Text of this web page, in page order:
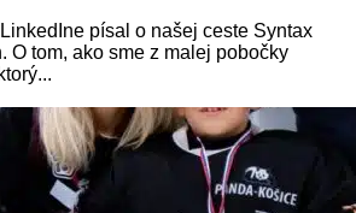
písal o našej ceste Syntax
O tom, ako sme z malej pobočky